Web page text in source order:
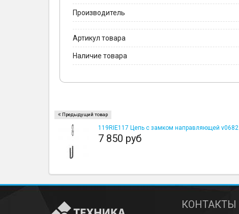
Производитель
Артикул товара
Наличие товара
Предыдущий товар
119RIE117 Цепь с замком направляющей v0682
7 850 руб
КОНТАКТЫ